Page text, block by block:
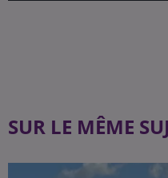
SUR LE MÊME